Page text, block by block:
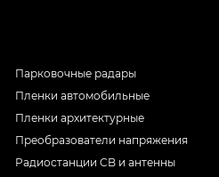
Парковочные радары
Пленки автомобильные
Пленки архитектурные
Преобразователи напряжения
Радиостанции CB и антенны